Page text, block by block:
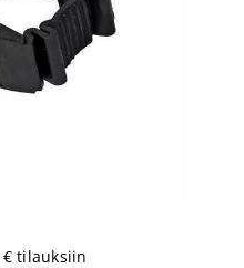
tilauksiin